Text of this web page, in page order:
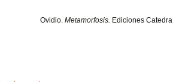
Ovidio. Metamorfosis. Ediciones